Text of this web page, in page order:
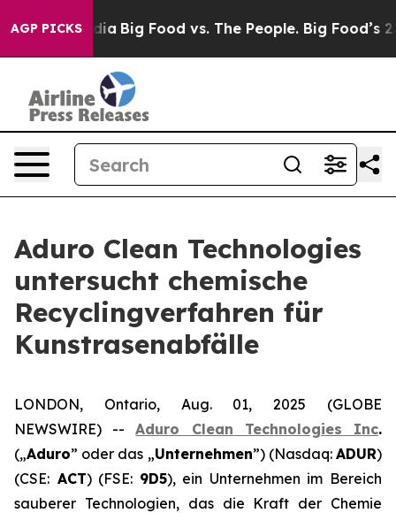
AGP PICKS
Media Big Food vs. The People. Big Food’s 239
Aduro Clean Technologies
untersucht chemische
Recyclingverfahren für
Kunstrasenabfälle
LONDON, Ontario, Aug. 01, 2025 (GLOBE
NEWSWIRE) --Aduro Clean Technologies Inc.
(„Aduro” oder das „Unternehmen”) (Nasdaq:ADUR)
(CSE: ACT) (FSE: 9D5), ein Unternehmen im Bereich
sauberer Technologien, das die Kraft der Chemie